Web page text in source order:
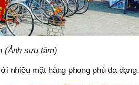
(Ảnh sưu tầm)
nhiều mặt hàng phong phú đa dạng.